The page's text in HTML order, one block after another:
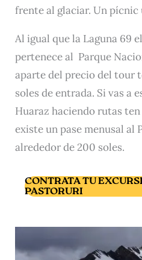
frente al glaciar. Un pícnic
Al igual que la Laguna 69
pertenece al Parque
aparte del precio del tour
soles de entrada. Si vas a
Huaraz haciendo rutas
existe un pase menusal al
alrededor de 200 soles.
CONTRATA TU
PASTORURI